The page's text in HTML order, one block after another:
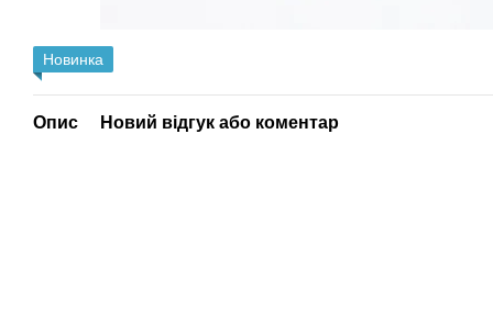
Новинка
Опис Новий відгук або коментар